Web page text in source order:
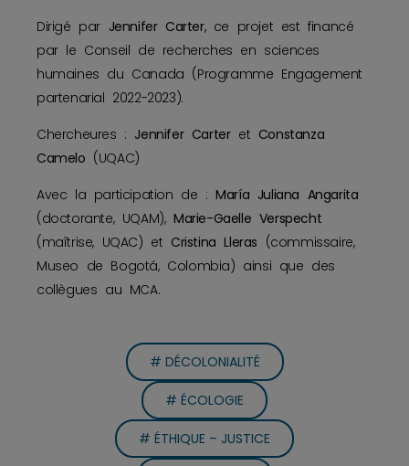
Dirigé par Jennifer Carter, ce projet est financé
par le Conseil de recherches en sciences
humaines du Canada (Programme Engagement
partenarial 2022-2023).
Chercheures : Jennifer Carter et Constanza
Camelo (UQAC)
Avec la participation de :María Juliana Angarita
(doctorante, UQAM), Marie-Gaelle Verspecht
(maîtrise, UQAC) et Cristina Lleras (commissaire,
Museo de Bogotá, Colombia) ainsi que des
collègues au MCA.
# DÉCOLONIALITÉ
# ÉCOLOGIE
# ÉTHIQUE – JUSTICE